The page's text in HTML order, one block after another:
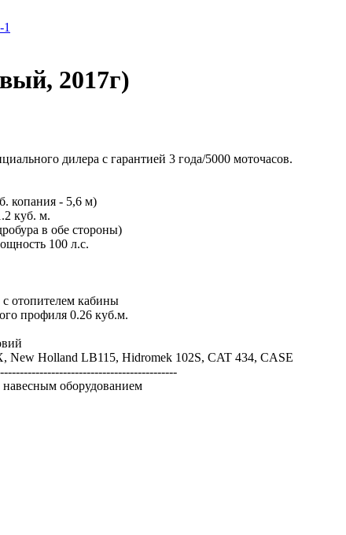
2017г)
дилера с гарантией 3 года/5000 моточасов.
копания - 5,6 м)
куб. м.
в обе стороны)
100 л.с.
с отопителем кабины
профиля 0.26 куб.м.
New Holland LB115, Hidromek 102S, CAT 434, CASE
оборудованием